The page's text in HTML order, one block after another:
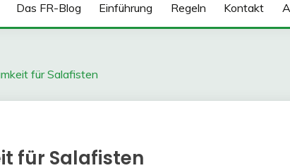
Das FR-Blog Einführung Regeln Kontakt
für Salafisten
für Salafisten